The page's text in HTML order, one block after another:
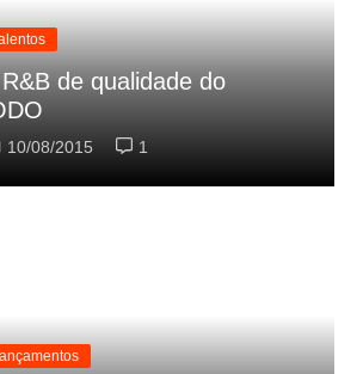
de qualidade do
10/08/2015 1